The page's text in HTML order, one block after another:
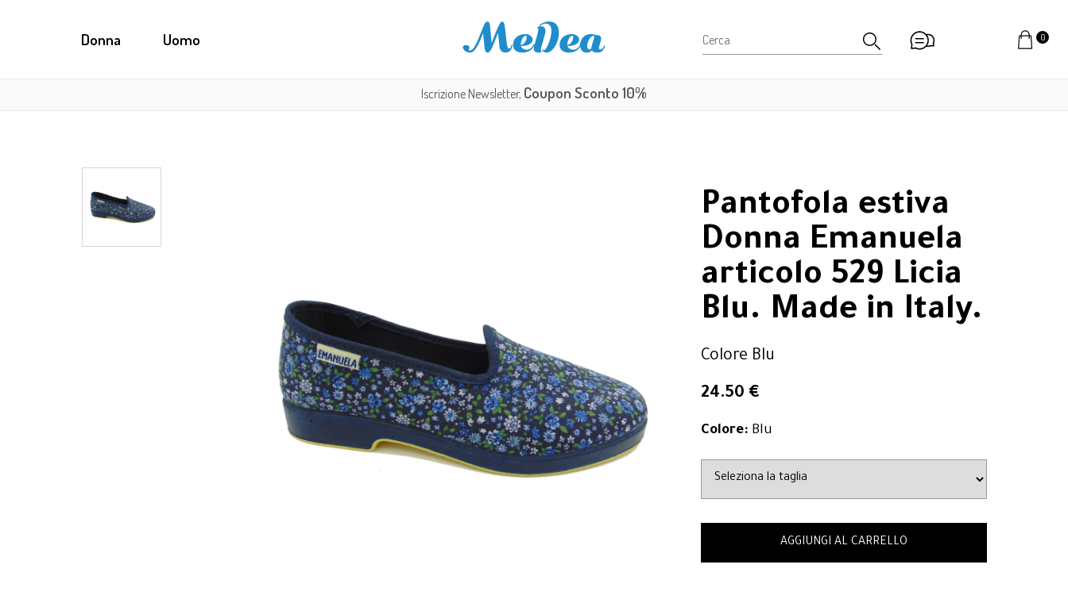
Donna Uomo 0
Iscrizione Newsletter, Coupon Sconto 10%
Pantofola estiva
Donna Emanuela
articolo 529 Licia
Blu. Made in Italy.
Colore Blu
24.50 €
Colore: Blu
AGGIUNGI AL CARRELLO